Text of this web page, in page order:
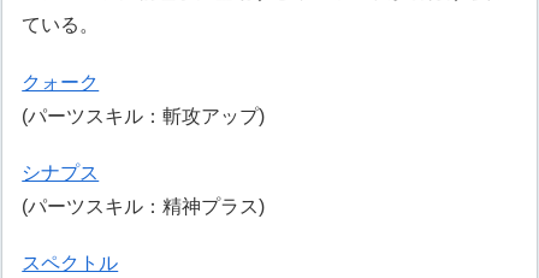
ている。
クォーク
(パーツスキル：斬攻アップ)
シナプス
(パーツスキル：精神プラス)
スペクトル